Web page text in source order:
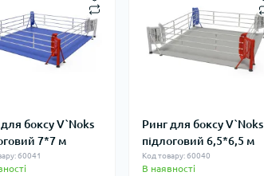
боксу V`Noks
7*7 м
60041
Ринг для боксу V`Noks
підлоговий 6,5*6,5 м
Код товару: 60040
В наявності